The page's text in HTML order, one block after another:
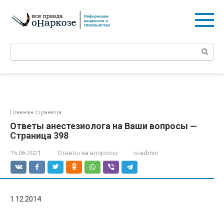
контенту
Поиск:
Главная страница
Ответы анестезиолога на Ваши вопросы —
Страница 398
15.06.2021 Ответы на вопросы o-admin
1.12.2014